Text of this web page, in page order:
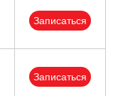
Записаться
Записаться